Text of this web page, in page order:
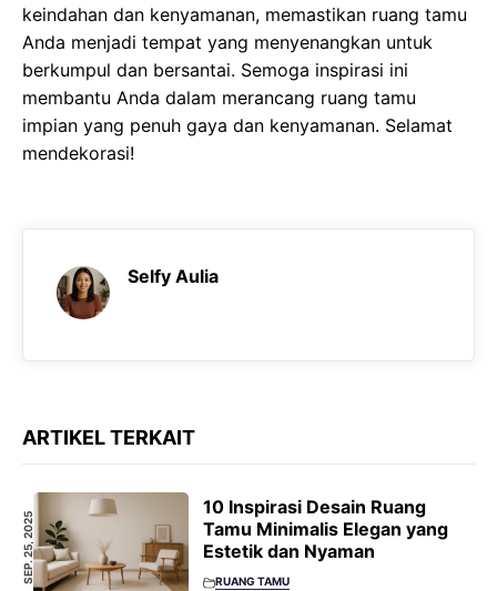
keindahan dan kenyamanan, memastikan ruang tamu
Anda menjadi tempat yang menyenangkan untuk
berkumpul dan bersantai. Semoga inspirasi ini
membantu Anda dalam merancang ruang tamu
impian yang penuh gaya dan kenyamanan. Selamat
mendekorasi!
Selfy Aulia
ARTIKEL TERKAIT
SEP. 25, 2025
10 Inspirasi Desain Ruang
Tamu Minimalis Elegan yang
Estetik dan Nyaman
RUANG TAMU